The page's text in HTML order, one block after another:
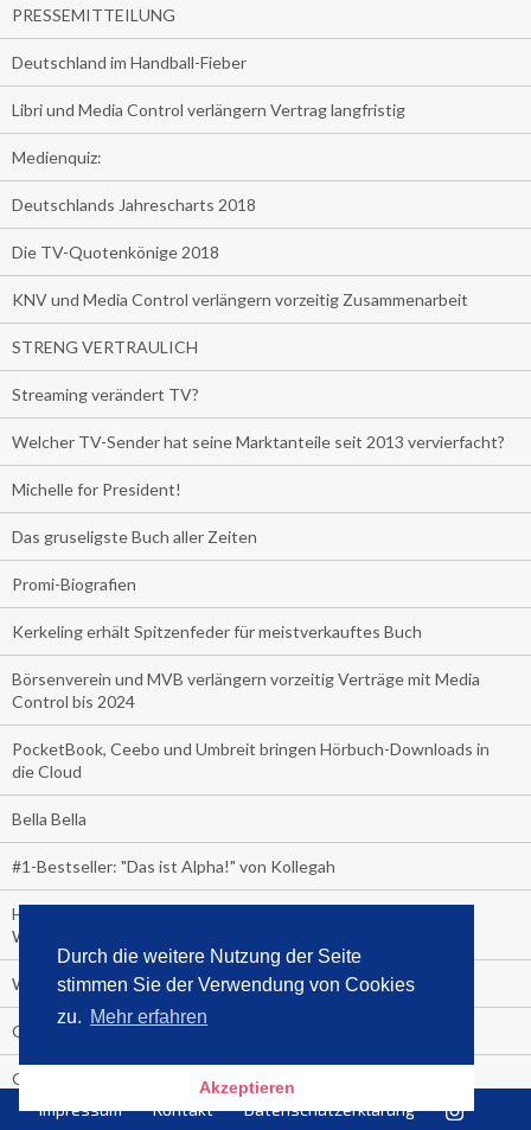
Durch die weitere Nutzung der Seite
stimmen Sie der Verwendung von Cookies
zu. Mehr erfahren
Akzeptieren
PRESSEMITTEILUNG
Deutschland im Handball-Fieber
Libri und Media Control verlängern Vertrag langfristig
Medienquiz:
Deutschlands Jahrescharts 2018
Die TV-Quotenkönige 2018
KNV und Media Control verlängern vorzeitig Zusammenarbeit
STRENG VERTRAULICH
Streaming verändert TV?
Welcher TV-Sender hat seine Marktanteile seit 2013 vervierfacht?
Michelle for President!
Das gruseligste Buch aller Zeiten
Promi-Biografien
Kerkeling erhält Spitzenfeder für meistverkauftes Buch
Börsenverein und MVB verlängern vorzeitig Verträge mit Media
Control bis 2024
PocketBook, Ceebo und Umbreit bringen Hörbuch-Downloads in
die Cloud
Bella Bella
#1-Bestseller: "Das ist Alpha!" von Kollegah
Hammer! "Fear: Trump in the White House" (auf Englisch) von
Watergate-Urgestein
Wie alt sind die TV-Zuschauer
Geisterfahrer auf Überholspur
Gegen Einsamkeit: Single-Haushalte schauen täglich fast 6
Impressum Kontakt Datenschutzerklärung